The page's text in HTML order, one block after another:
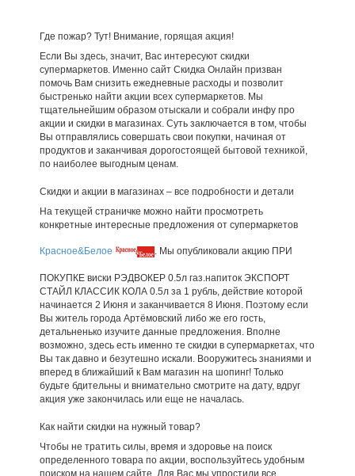
Где пожар? Тут! Внимание, горящая акция!
Если Вы здесь, значит, Вас интересуют скидки
супермаркетов. Именно сайт Скидка Онлайн призван
помочь Вам снизить ежедневные расходы и позволит
быстренько найти акции всех супермаркетов. Мы
тщательнейшим образом отыскали и собрали инфу про
акции и скидки в магазинах. Суть заключается в том, чтобы
Вы отправлялись совершать свои покупки, начиная от
продуктов и заканчивая дорогостоящей бытовой техникой,
по наиболее выгодным ценам.
Скидки и акции в магазинах – все подробности и детали
На текущей страничке можно найти просмотреть
конкретные интересные предложения от супермаркетов
Красное&Белое . Мы опубликовали акцию ПРИ
ПОКУПКЕ виски РЭДВОКЕР 0.5л газ.напиток ЭКСПОРТ
СТАЙЛ КЛАССИК КОЛА 0.5л за 1 рубль, действие которой
начинается 2 Июня и заканчивается 8 Июня. Поэтому если
Вы житель города Артёмовский либо же его гость,
детальненько изучите данные предложения. Вполне
возможно, здесь есть именно те скидки в супермаркетах, что
Вы так давно и безутешно искали. Вооружитесь знаниями и
вперед в ближайший к Вам магазин на шопинг! Только
будьте бдительны и внимательно смотрите на дату, вдруг
акция уже закончилась или еще не началась.
Как найти скидки на нужный товар?
Чтобы не тратить силы, время и здоровье на поиск
определенного товара по акции, воспользуйтесь удобным
поиском на нашем сайте. Для Вас мы упростили все